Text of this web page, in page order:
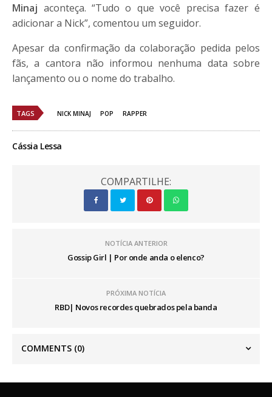
Minaj aconteça. “Tudo o que você precisa fazer é
adicionar a Nick”, comentou um seguidor.
Apesar da confirmação da colaboração pedida pelos
fãs, a cantora não informou nenhuma data sobre
lançamento ou o nome do trabalho.
TAGS NICK MINAJ POP RAPPER
Cássia Lessa
COMPARTILHE:
NOTÍCIA ANTERIOR
Gossip Girl | Por onde anda o elenco?
PRÓXIMA NOTÍCIA
RBD| Novos recordes quebrados pela banda
COMMENTS (0)